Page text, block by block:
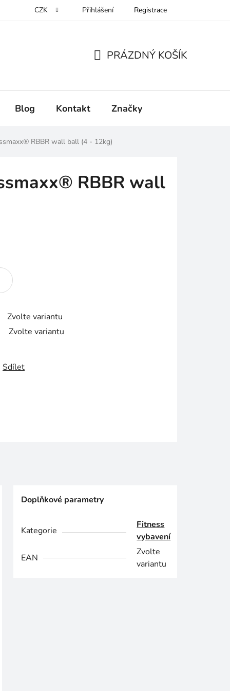
CZK Přihlášení Registrace
KOŠÍK
PRÁZDNÝ KOŠÍK
Blog Kontakt Značky
RBBR wall ball (4 - 12kg)
RBBR wall
Zvolte variantu
Zvolte variantu
Sdílet
Doplňkové parametry
Kategorie
Fitness
vybavení
EAN
Zvolte
variantu